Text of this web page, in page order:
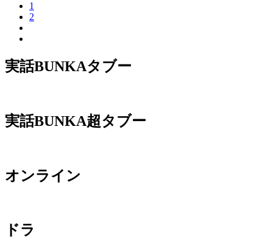
1
2
実話BUNKAタブー
実話BUNKA超タブー
オンライン
ドラ